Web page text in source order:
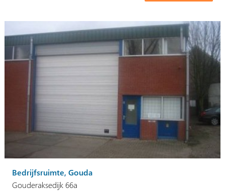
Bedrijfsruimte, Gouda
Gouderaksedijk 66a